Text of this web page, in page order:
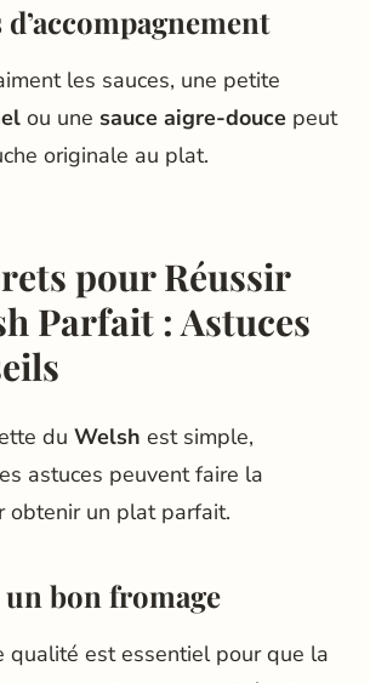
d’accompagnement
les sauces, une petite
ou une sauce aigre-douce peut
originale au plat.
pour Réussir
Parfait : Astuces
du Welsh est simple,
astuces peuvent faire la
obtenir un plat parfait.
un bon fromage
qualité est essentiel pour que la